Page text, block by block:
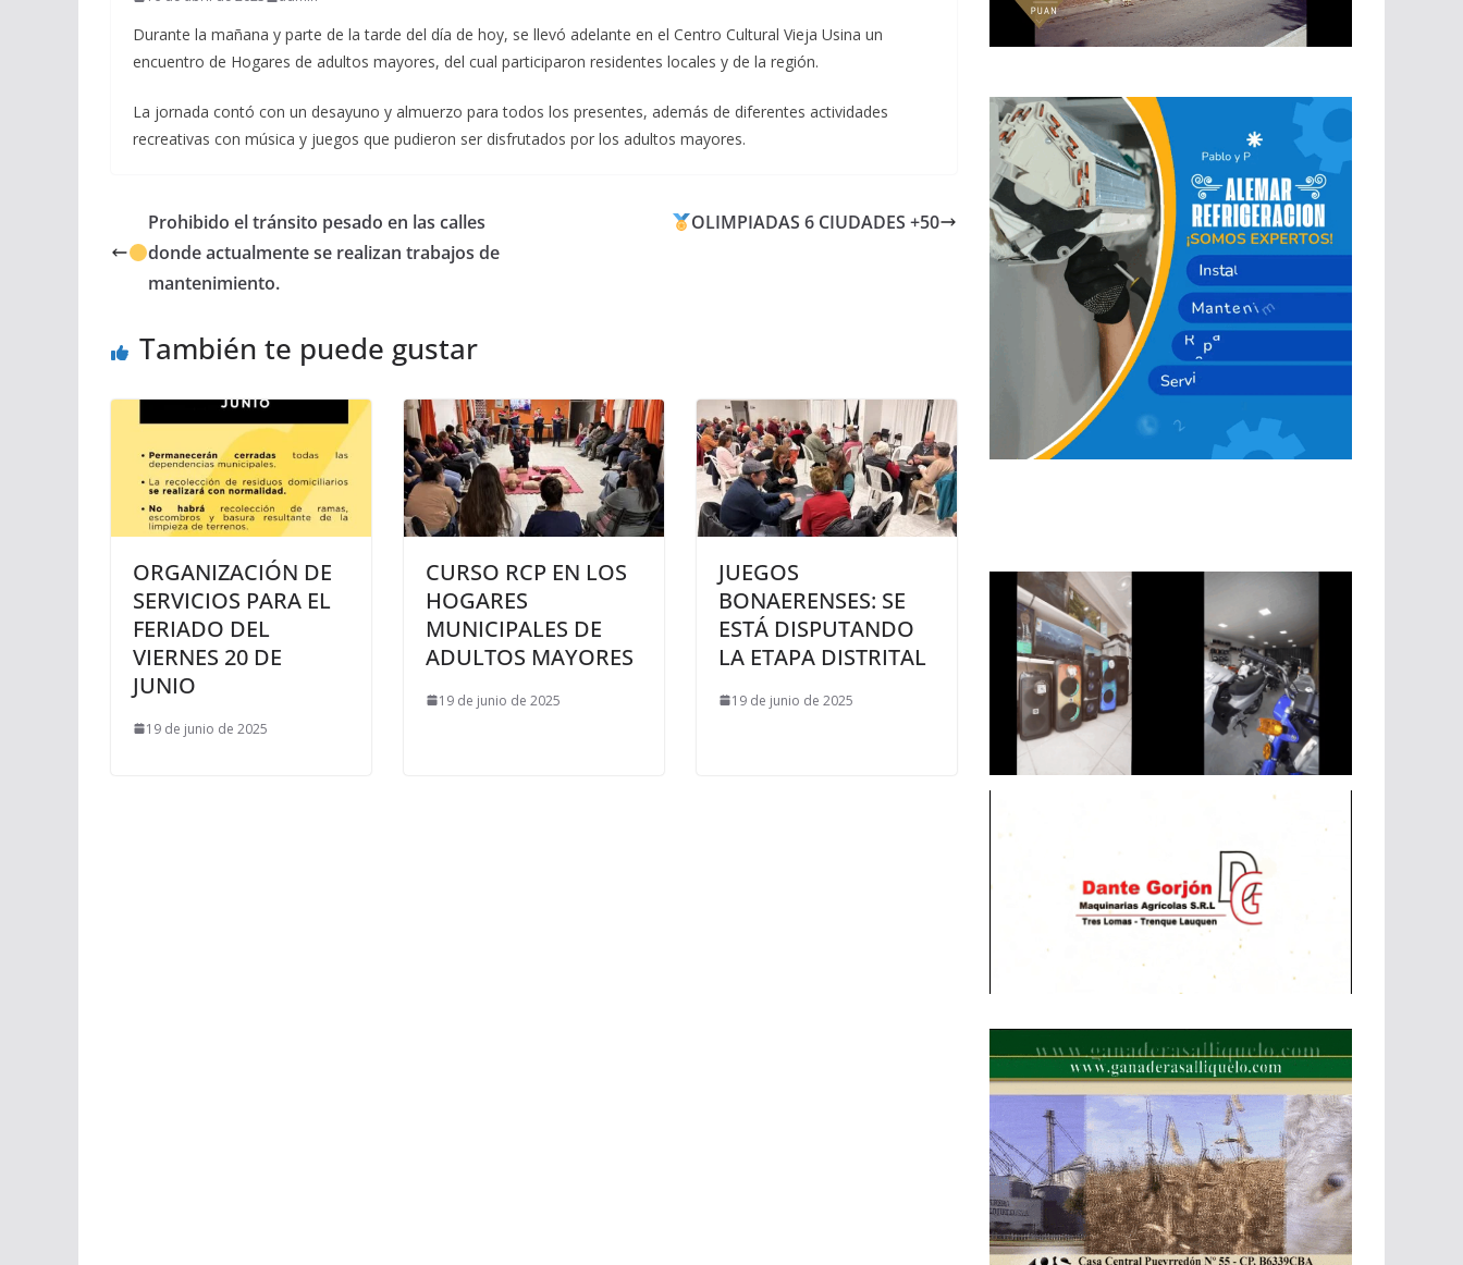
Durante la mañana y parte de la tarde del día de hoy, se llevó adelante en el Centro Cultural Vieja Usina un
encuentro de Hogares de adultos mayores, del cual participaron residentes locales y de la región.
La jornada contó con un desayuno y almuerzo para todos los presentes, además de diferentes actividades
recreativas con música y juegos que pudieron ser disfrutados por los adultos mayores.
Prohibido el tránsito pesado en las calles
donde actualmente se realizan trabajos de
mantenimiento.
OLIMPIADAS 6 CIUDADES +50
También te puede gustar
ORGANIZACIÓN DE
SERVICIOS PARA EL
FERIADO DEL
VIERNES 20 DE
JUNIO
19 de junio de 2025
CURSO RCP EN LOS
HOGARES
MUNICIPALES DE
ADULTOS MAYORES
19 de junio de 2025
JUEGOS
BONAERENSES: SE
ESTÁ DISPUTANDO
LA ETAPA DISTRITAL
19 de junio de 2025